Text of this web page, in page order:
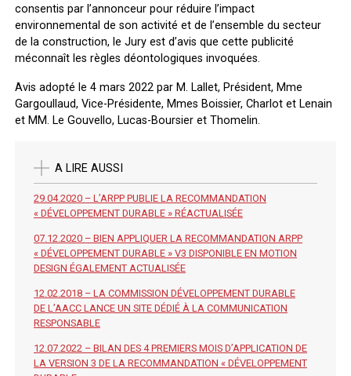
consentis par l’annonceur pour réduire l’impact
environnemental de son activité et de l’ensemble du secteur
de la construction, le Jury est d’avis que cette publicité
méconnaît les règles déontologiques invoquées.
Avis adopté le 4 mars 2022 par M. Lallet, Président, Mme
Gargoullaud, Vice-Présidente, Mmes Boissier, Charlot et Lenain
et MM. Le Gouvello, Lucas-Boursier et Thomelin.
A LIRE AUSSI
29.04.2020 – L’ARPP PUBLIE LA RECOMMANDATION
« DÉVELOPPEMENT DURABLE » RÉACTUALISÉE
07.12.2020 – BIEN APPLIQUER LA RECOMMANDATION ARPP
« DÉVELOPPEMENT DURABLE » V3 DISPONIBLE EN MOTION
DESIGN ÉGALEMENT ACTUALISÉE
12.02.2018 – LA COMMISSION DÉVELOPPEMENT DURABLE
DE L’AACC LANCE UN SITE DÉDIÉ À LA COMMUNICATION
RESPONSABLE
12.07.2022 – BILAN DES 4 PREMIERS MOIS D’APPLICATION DE
LA VERSION 3 DE LA RECOMMANDATION « DÉVELOPPEMENT